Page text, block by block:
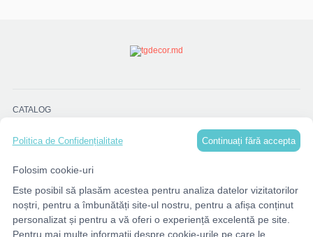
CATALOG
CONTACTE
Politica de Confidențialitate Continuați fără accepta
Folosim cookie-uri
Este posibil să plasăm acestea pentru analiza datelor vizitatorilor
noștri, pentru a îmbunătăți site-ul nostru, pentru a afișa conținut
personalizat și pentru a vă oferi o experiență excelentă pe site.
Pentru mai multe informații despre cookie-urile pe care le